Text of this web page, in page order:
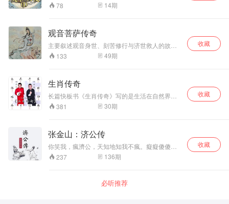
78
14期
观音菩萨传奇
主要叙述观音身世、刻苦修行与济世救人的故
事。133 49期
收藏
生肖传奇
长篇快板书《生肖传奇》写的是生活在自然界的
各种动物有其各自的生活习性和特点，对于人类
来说既有有利的一面，又有不利的一面，这是大
二生肖是这些个动物而不是别的动物？十二生肖
的排列为什么是这个顺序？告诉人们一些有关动
物方面的知识和趣闻。茶余饭后，听一听动物的
逸闻趣事，也许会耳目一新。
381 30期
收藏
张金山：济公传
你笑我，瘋濟公，天知地知我不瘋。癡癡傻傻心
不狂，酒肉穿腸過。人家修口不修心，我卻修心
不修口。哪有不平哪有我，我就是濟癲…… 他用
良之徒，保护了正直善良之人。济公以他不求施
报、乐于助人的义举和他诙谐幽默的性格，赢得
237 136期
收藏
必听推荐